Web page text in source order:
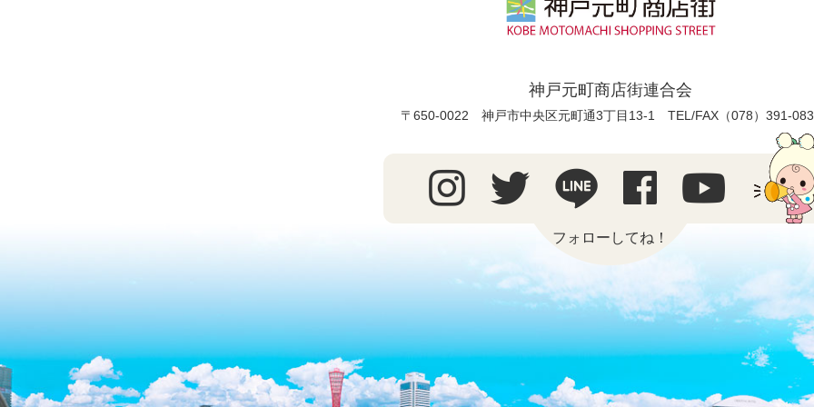
神戸元町商店街連合会
〒650-0022 神戸市中央区元町通3丁目13-1 TEL/FAX（078）391-
フォローしてね！